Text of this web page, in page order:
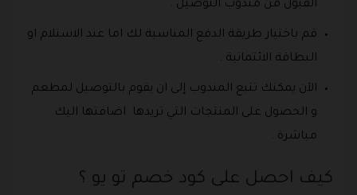
القبول من مندوب التوصيل .
قم باختيار طريقة الدفع المناسبة لك اما عند الاستلام او
البطاقة الائتمانية .
الآن يمكنك تتبع المندوب إلى ان يقوم بالتوصيل لمطعم
و الحصول على المنتجات التي تريدها اضافتها اليك
مباشرة .
كيف احصل على كود خصم تو يو ؟